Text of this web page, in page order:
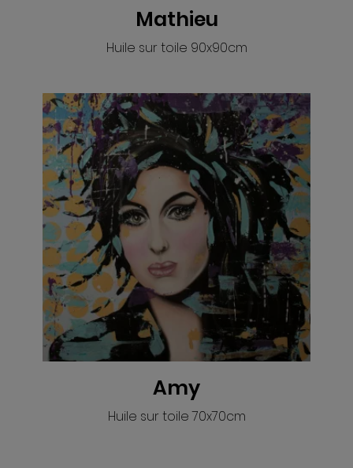
Mathieu
Huile sur toile 90x90cm
Amy
Huile sur toile 70x70cm